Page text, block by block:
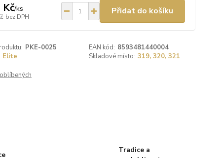
Kč/ks
bez DPH
Přidat do košíku
PKE-0025 EAN kód: 8593481440004
Elite
Skladové místo: 319, 320, 321
Tradice a